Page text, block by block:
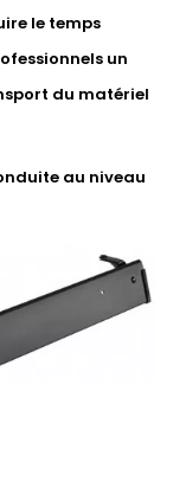
le temps
un
du matériel
au niveau